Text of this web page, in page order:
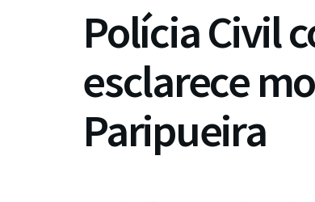
Polícia Civil
esclarece
Paripueira